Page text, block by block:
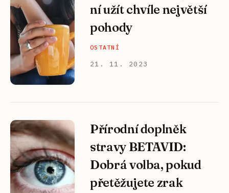
ní užít chvíle největší
pohody
OSTATNÍ
21. 11. 2023
Přírodní doplněk
stravy BETAVID:
Dobrá volba, pokud
přetěžujete zrak